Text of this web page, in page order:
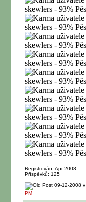
Registrován: Apr 2008
Příspěvků: 125
09-12-2008 v
PM